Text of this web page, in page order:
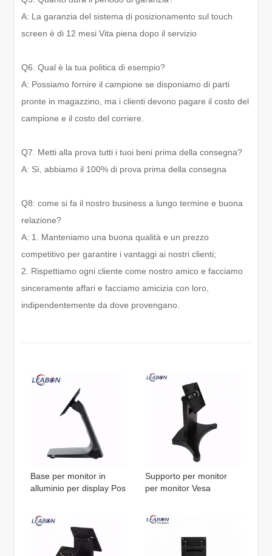
A: La garanzia del sistema di posizionamento sul touch
screen è di 12 mesi Vita piena dopo il servizio
Q6. Qual è la tua politica di esempio?
A: Possiamo fornire il campione se disponiamo di parti
pronte in magazzino, ma i clienti devono pagare il costo del
campione e il costo del corriere.
Q7. Metti alla prova tutti i tuoi beni prima della consegna?
A: Sì, abbiamo il 100% di prova prima della consegna
Q8: come si fa il nostro business a lungo termine e buona
relazione?
A: 1. Manteniamo una buona qualità e un prezzo
competitivo per garantire i vantaggi ai nostri clienti;
2. Rispettiamo ogni cliente come nostro amico e facciamo
sinceramente affari e facciamo amicizia con loro,
indipendentemente da dove provengano.
Base per monitor in
alluminio per display Pos
Supporto per monitor
per monitor Vesa